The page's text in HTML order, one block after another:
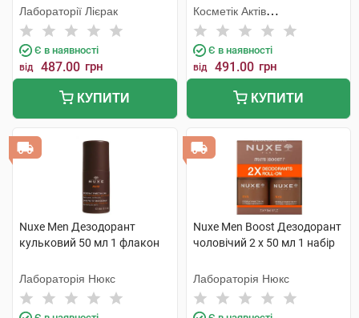
Лабораторії Лієрак
Є в наявності
від 487.00 грн
КУПИТИ
флакон
Косметік Актів
Інтернаціональ
Є в наявності
від 491.00 грн
КУПИТИ
Nuxe Men Дезодорант
кульковий 50 мл 1 флакон
Лабораторія Нюкс
Nuxe Men Boost Дезодорант
чоловічий 2 х 50 мл 1 набір
Лабораторія Нюкс